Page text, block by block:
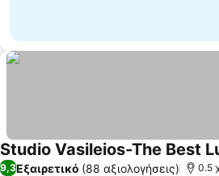
Studio Vasileios-The Best
9,3Εξαιρετικό (88 αξιολογήσεις) 0.5